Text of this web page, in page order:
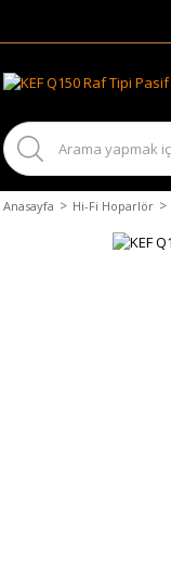
Anasayfa Hi-Fi Hoparlör